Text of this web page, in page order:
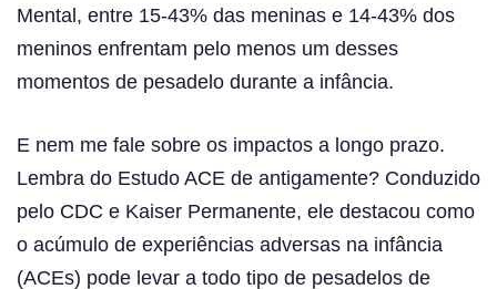
Mental, entre 15-43% das meninas e 14-43% dos
meninos enfrentam pelo menos um desses
momentos de pesadelo durante a infância.
E nem me fale sobre os impactos a longo prazo.
Lembra do Estudo ACE de antigamente? Conduzido
pelo CDC e Kaiser Permanente, ele destacou como
o acúmulo de experiências adversas na infância
(ACEs) pode levar a todo tipo de pesadelos de